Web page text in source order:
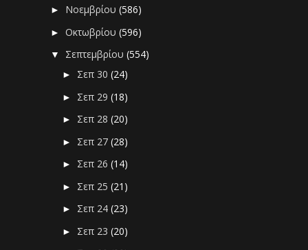
► Νοεμβρίου(586)
►Οκτωβρίου(596)
▼ Σεπτεμβρίου(554)
► Σεπ 30(24)
► Σεπ 29(18)
► Σεπ 28(20)
► Σεπ 27(28)
► Σεπ 26(14)
► Σεπ 25(21)
► Σεπ 24(23)
► Σεπ 23(20)